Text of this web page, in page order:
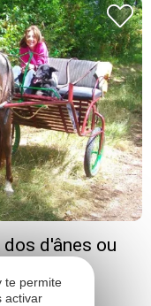
d'ânes ou
te permite
activar